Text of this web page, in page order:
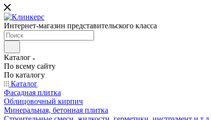
Интернет-магазин представительского класса
Каталог
По всему сайту
По каталогу
Каталог
Фасадная плитка
Облицовочный кирпич
Минеральная, бетонная плитка